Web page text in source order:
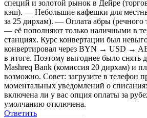
специй и золотой рынок в Дейре
кэш). — Небольшие кафешки для
за 25 дирхам). — Оплата абры (речного
— её пополняют только наличными в
станциях. Курс конвертации был
конвертировал через BYN → USD →
в итоге. Поэтому выгоднее было снять
Mashreq Bank (комиссия 20 дирхам) и
возможно. Совет: загрузите в телефон
моментальных уведомлений о
включена ли у вас опция оплаты за
умолчанию отключена.
Ответить